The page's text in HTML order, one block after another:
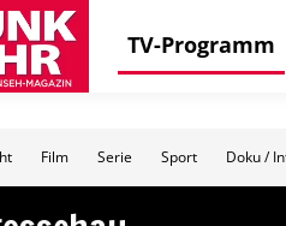
TV-Programm
Film Serie Sport Doku /